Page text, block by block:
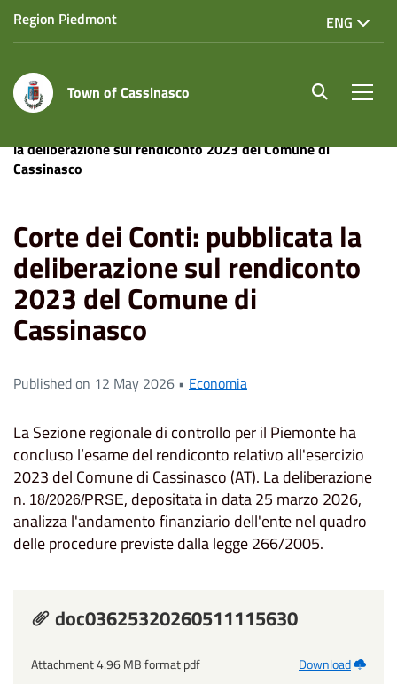
Region Piedmont ENG
Town of Cassinasco site.searc
la deliberazione sul rendiconto 2023 del Comune di
Cassinasco
Corte dei Conti: pubblicata la
deliberazione sul rendiconto
2023 del Comune di
Cassinasco
Published on 12 May 2026 • Economia
La Sezione regionale di controllo per il Piemonte ha
concluso l’esame del rendiconto relativo all'esercizio
2023 del Comune di Cassinasco (AT). La deliberazione
n. 18/2026/PRSE, depositata in data 25 marzo 2026,
analizza l'andamento finanziario dell'ente nel quadro
delle procedure previste dalla legge 266/2005.
doc03625320260511115630
Attachment 4.96 MB format pdf Download